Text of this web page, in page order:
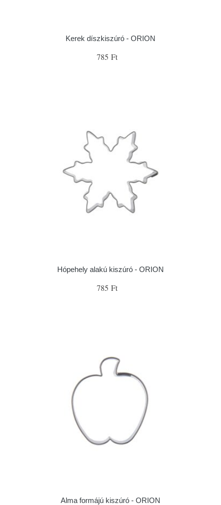
Kerek díszkiszúró - ORION
785 Ft
Hópehely alakú kiszúró - ORION
785 Ft
Alma formájú kiszúró - ORION